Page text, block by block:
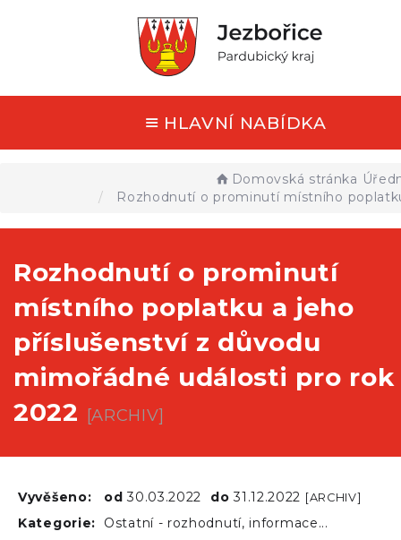
HLAVNÍ NABÍDKA
Domovská stránka
Rozhodnutí o prominutí místního
Rozhodnutí o prominutí
místního poplatku a jeho
příslušenství z důvodu
mimořádné události pro rok
2022 [ARCHIV]
Vyvěšeno: od30.03.2022 do31.12.2022 [ARCHIV]
Kategorie: Ostatní - rozhodnutí, informace...